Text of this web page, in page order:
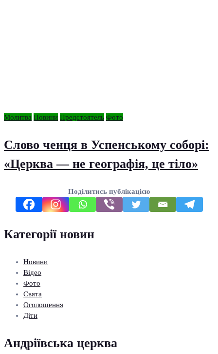
Молитва Новини Предстоятель Фото
Слово ченця в Успенському соборі:
«Церква — не географія, це тіло»
Поділитись публікацією
Категорії новин
Новини
Відео
Фото
Свята
Оголошення
Діти
Андріївська церква